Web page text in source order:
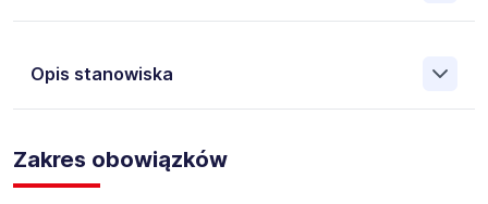
Opis stanowiska
wysoki standard placówek handlowych, atrakcyjną ofertę i
silną pozycję na regionalnym rynku. TOPAZ to obecnie
ponad sto trzydzieści placówek (sklepów własnych i
Zakres obowiązków